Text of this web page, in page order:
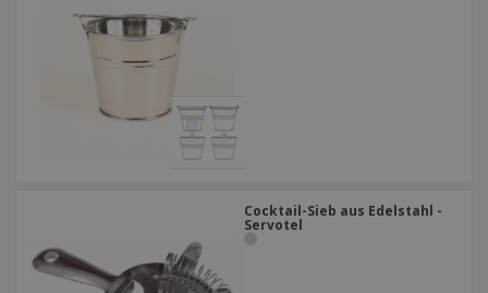
Cocktail-Sieb aus Edelstahl -
Servotel